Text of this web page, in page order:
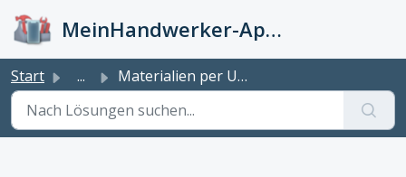
MeinHandwerker-App Info-Kiste
Start ... Materialien per UGL-/UGS-Datei vom Großhändler einlesen